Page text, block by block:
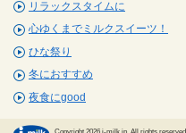
リラックスタイムに
心ゆくまでミルクスイーツ！
ひな祭り
冬におすすめ
夜食にgood